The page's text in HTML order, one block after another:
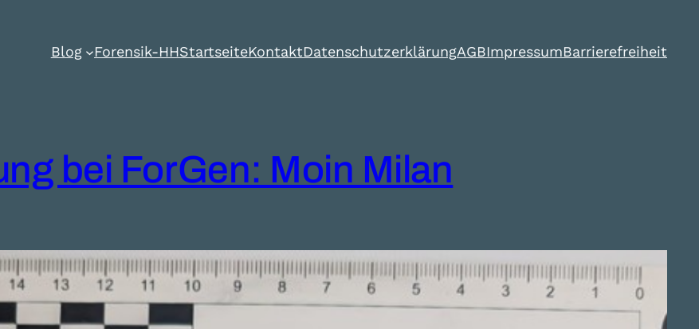
Blog Forensik-HHStartseiteKontaktDatenschutzerklärungAGBImpressumBarrierefreiheit
bei ForGen: Moin Milan